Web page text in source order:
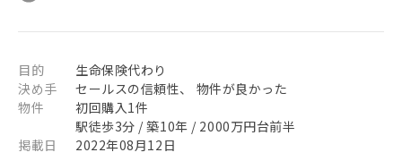
目的
生命保険代わり
決め手
セールスの信頼性、 物件が良かった
物件
初回購入1件
駅徒歩3分 / 築10年 / 2000万円台前半
掲載日
2022年08月12日